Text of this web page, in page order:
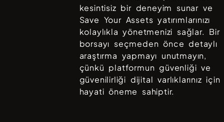
kesintisiz bir deneyim sunar ve
Save Your Assets yatırımlarınızı
kolaylıkla yönetmenizi sağlar. Bir
borsayı seçmeden önce detaylı
araştırma yapmayı unutmayın,
çünkü platformun güvenliği ve
güvenilirliği dijital varlıklarınız için
hayati öneme sahiptir.